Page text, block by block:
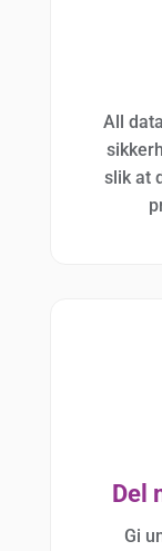
All
slik at
Del
Gi